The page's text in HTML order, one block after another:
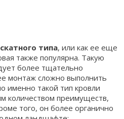
типа, или как ее еще
также популярна. Такую
более тщательно
монтаж сложно выполнить
именно такой тип кровли
количеством преимуществ,
того, он более органично